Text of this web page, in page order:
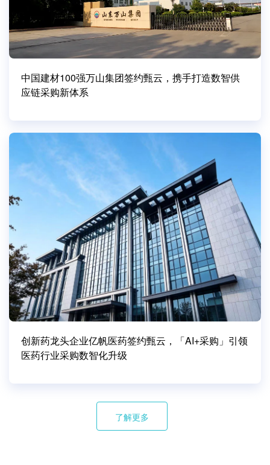
中国建材100强万山集团签约甄云，携手打造数智供
应链采购新体系
创新药龙头企业亿帆医药签约甄云，「AI+采购」引领
医药行业采购数智化升级
了解更多